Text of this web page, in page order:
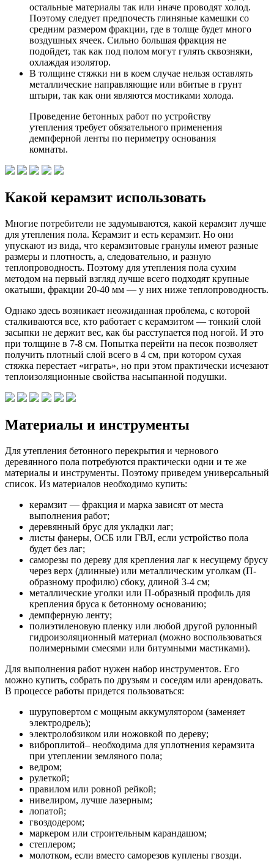
остальные материалы так или иначе проводят холод.
Поэтому следует предпочесть глиняные камешки со
средним размером фракции, где в толще будет много
воздушных ячеек. Сильно большая фракция не
подойдет, так как под полом могут гулять сквозняки,
охлаждая изолятор.
В толщине стяжки ни в коем случае нельзя оставлять
металлические направляющие или вбитые в грунт
штыри, так как они являются мостиками холода.
Проведение бетонных работ по устройству
утепления требует обязательного применения
демпферной ленты по периметру основания
комнаты.
Какой керамзит использовать
Многие потребители не задумываются, какой керамзит лучше
для утепления пола. Керамзит и есть керамзит. Но они
упускают из вида, что керамзитовые гранулы имеют разные
размеры и плотность, а, следовательно, и разную
теплопроводность. Поэтому для утепления пола сухим
методом на первый взгляд лучше всего подходят крупные
окатыши, фракции 20-40 мм — у них ниже теплопроводность.
Однако здесь возникает неожиданная проблема, с которой
сталкиваются все, кто работает с керамзитом — тонкий слой
засыпки не держит вес, как бы расступается под ногой. И это
при толщине в 7-8 см. Попытка перейти на песок позволяет
получить плотный слой всего в 4 см, при котором сухая
стяжка перестает «играть», но при этом практически исчезают
теплоизоляционные свойства насыпанной подушки.
Материалы и инструменты
Для утепления бетонного перекрытия и чернового
деревянного пола потребуются практически одни и те же
материалы и инструменты. Поэтому приведем универсальный
список. Из материалов необходимо купить:
керамзит — фракция и марка зависят от места
выполнения работ;
деревянный брус для укладки лаг;
листы фанеры, ОСБ или ГВЛ, если устройство пола
будет без лаг;
саморезы по дереву для крепления лаг к несущему брусу
через верх (длинные) или металлическим уголкам (П-
образному профилю) сбоку, длиной 3-4 см;
металлические уголки или П-образный профиль для
крепления бруса к бетонному основанию;
демпферную ленту;
полиэтиленовую пленку или любой другой рулонный
гидроизоляционный материал (можно воспользоваться
полимерными смесями или битумными мастиками).
Для выполнения работ нужен набор инструментов. Его
можно купить, собрать по друзьям и соседям или арендовать.
В процессе работы придется пользоваться:
шуруповертом с мощным аккумулятором (заменяет
электродрель);
электролобзиком или ножовкой по дереву;
виброплитой– необходима для уплотнения керамзита
при утеплении земляного пола;
ведром;
рулеткой;
правилом или ровной рейкой;
нивелиром, лучше лазерным;
лопатой;
гвоздодером;
маркером или строительным карандашом;
степлером;
молотком, если вместо саморезов куплены гвозди.